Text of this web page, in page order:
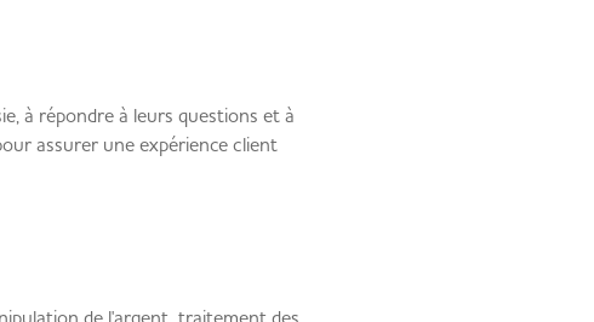
à répondre à leurs questions et à
assurer une expérience client
de l'argent, traitement des